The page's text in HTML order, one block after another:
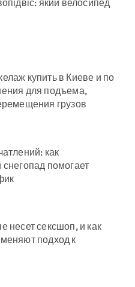
купить в Киеве и по
для подъема,
грузов
как
помогает
несет сексшоп, и как
подход к